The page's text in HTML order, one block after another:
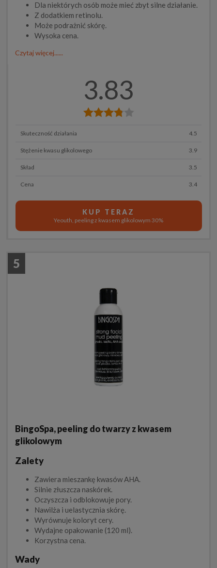
Dla niektórych osób może mieć zbyt silne działanie.
Z dodatkiem retinolu.
Może podrażnić skórę.
Wysoka cena.
Czytaj więcej......
3.83
Skuteczność działania 4.5
Stężenie kwasu glikolowego 3.9
Skład 3.5
Cena 3.4
KUP TERAZ
Yeouth, peeling z kwasem glikolowym 30%
5
BingoSpa, peeling do twarzy z kwasem
glikolowym
Zalety
Zawiera mieszankę kwasów AHA.
Silnie złuszcza naskórek.
Oczyszcza i odblokowuje pory.
Nawilża i uelastycznia skórę.
Wyrównuje koloryt cery.
Wydajne opakowanie (120 ml).
Korzystna cena.
Wady